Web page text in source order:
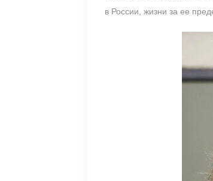
в России, жизни за ее